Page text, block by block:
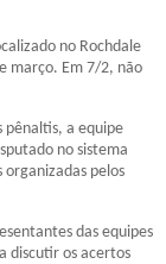
no Rochdale
março. Em 7/2, não
pênaltis, a equipe
no sistema
pelos
das equipes
discutir os acertos